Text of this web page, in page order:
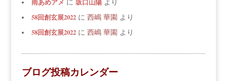
雨あめアメ に 坂口山陽より
58回創玄展2022に 西嶋 華園 より
58回創玄展2022に 西嶋 華園 より
ブログ投稿カレンダー